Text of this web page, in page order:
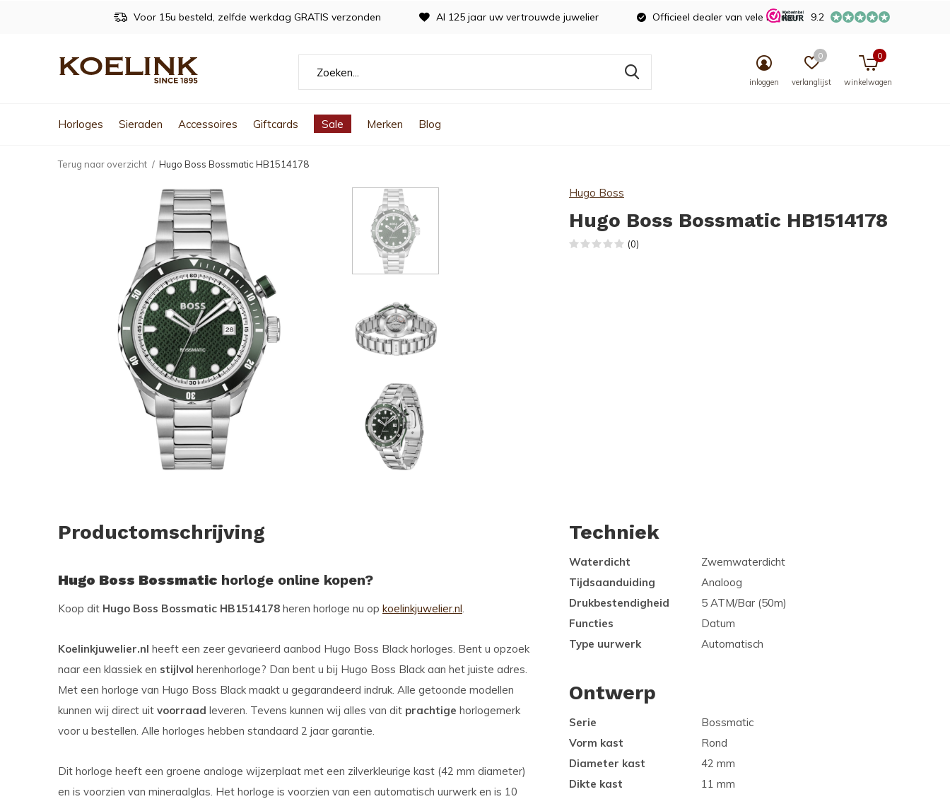
Horloges Sieraden Accessoires Giftcards Sale Merken Blog
inloggen verlanglijst
0
winkelwagen
0
Voor 15u besteld, zelfde werkdag GRATIS verzonden Al 125 jaar uw vertrouwde juwelier Officieel dealer van vele merken 9.2
Terug naar overzicht Hugo Boss Bossmatic HB1514178
Hugo Boss
Hugo Boss Bossmatic HB1514178
(0)
Productomschrijving
Hugo Boss Bossmatic horloge online kopen?
Koop dit Hugo Boss Bossmatic HB1514178 heren horloge nu op koelinkjuwelier.nl.
Koelinkjuwelier.nl heeft een zeer gevarieerd aanbod Hugo Boss Black horloges. Bent u opzoek
naar een klassiek en stijlvol herenhorloge? Dan bent u bij Hugo Boss Black aan het juiste adres.
Met een horloge van Hugo Boss Black maakt u gegarandeerd indruk. Alle getoonde modellen
kunnen wij direct uit voorraad leveren. Tevens kunnen wij alles van dit prachtige horlogemerk
voor u bestellen. Alle horloges hebben standaard 2 jaar garantie.
Dit horloge heeft een groene analoge wijzerplaat met een zilverkleurige kast (42 mm diameter)
en is voorzien van mineraalglas. Het horloge is voorzien van een automatisch uurwerk en is 10
Techniek
Waterdicht
Zwemwaterdicht
Tijdsaanduiding
Analoog
Drukbestendigheid
5 ATM/Bar (50m)
Functies
Datum
Type uurwerk
Automatisch
Ontwerp
Serie
Bossmatic
Vorm kast
Rond
Diameter kast
42 mm
Dikte kast
11 mm